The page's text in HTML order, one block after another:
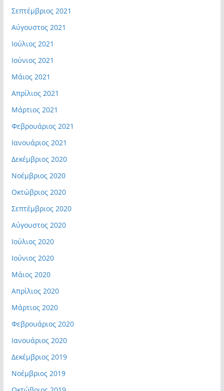
Σεπτέμβριος 2021
Αύγουστος 2021
Ιούλιος 2021
Ιούνιος 2021
Μάιος 2021
Απρίλιος 2021
Μάρτιος 2021
Φεβρουάριος 2021
Ιανουάριος 2021
Δεκέμβριος 2020
Νοέμβριος 2020
Οκτώβριος 2020
Σεπτέμβριος 2020
Αύγουστος 2020
Ιούλιος 2020
Ιούνιος 2020
Μάιος 2020
Απρίλιος 2020
Μάρτιος 2020
Φεβρουάριος 2020
Ιανουάριος 2020
Δεκέμβριος 2019
Νοέμβριος 2019